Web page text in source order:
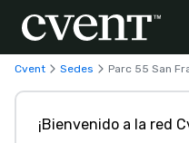
Cvent Sedes Parc 55 San
¡Bienvenido a la red